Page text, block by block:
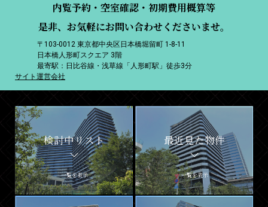
内覧予約・空室確認・初期費用概算等
是非、お気軽にお問い合わせくださいませ。
〒103-0012 東京都中央区日本橋堀留町 1-8-11
日本橋人形町スクエア 3階
最寄駅：日比谷線・浅草線「人形町駅」徒歩3分
サイト運営会社
検討中リスト
一覧を表示
最近見た物件
一覧を表示